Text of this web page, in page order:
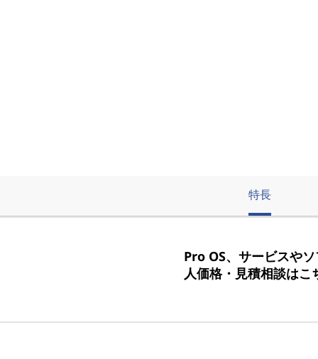
特長
Pro OS、サービスや
人価格・見積相談はこ